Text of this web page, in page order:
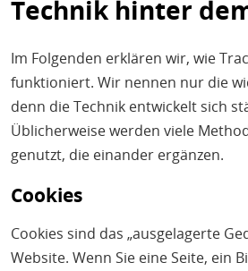
Technik hinter
Im Folgenden erklären wir, wie
funktioniert. Wir nennen nur die
denn die Technik entwickelt sich
Üblicherweise werden viele
genutzt, die einander ergänzen.
Cookies
Cookies sind das „ausgelagerte
Website. Wenn Sie eine Seite, ein